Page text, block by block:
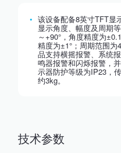
该设备配备8英寸TFT显
显示角度、幅度及周期
～+90°，角度精度为
精度为±1°；周期范围
品支持横摇报警、系统
鸣器报警和闪烁报警，
示器防护等级为IP23，
约3kg。
技术参数